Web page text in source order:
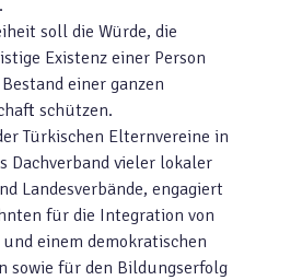
soll die Würde, die
Existenz einer Person
einer ganzen
schützen.
Türkischen Elternvereine in
Dachverband vieler lokaler
Landesverbände, engagiert
für die Integration von
einem demokratischen
sowie für den Bildungserfolg